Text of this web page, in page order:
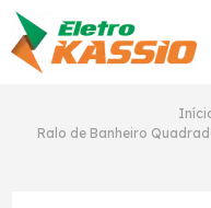
Ralo de Banheiro